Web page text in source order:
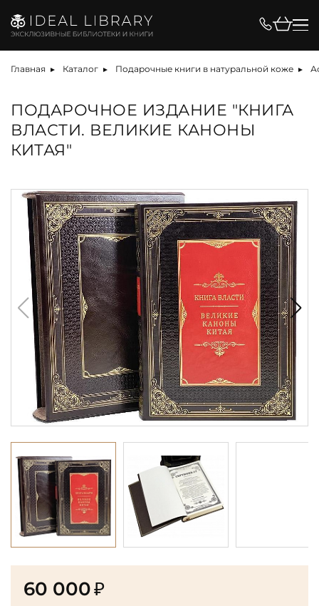
Главная Каталог Подарочные книги в натуральной коже
ПОДАРОЧНОЕ ИЗДАНИЕ "КНИГА
ВЛАСТИ. ВЕЛИКИЕ КАНОНЫ
КИТАЯ"
60 000₽